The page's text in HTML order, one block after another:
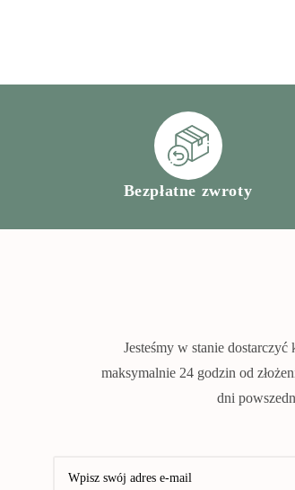
Bezpłatne zwroty
Jesteśmy w stanie
maksymalnie 24 godzin od
dni